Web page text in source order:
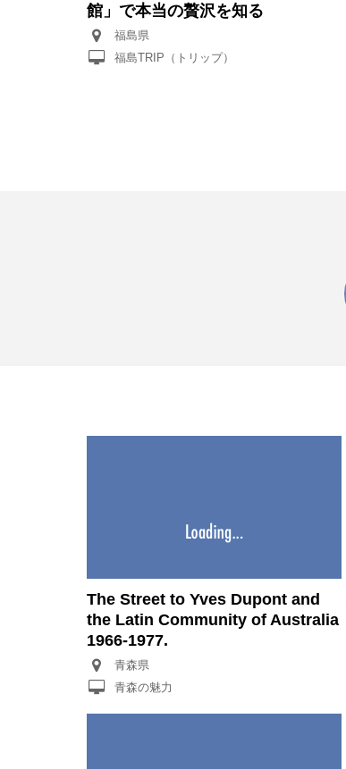
館」で本当の贅沢を知る
福島県
福島TRIP（トリップ）
The Street to Yves Dupont and
the Latin Community of Australia
1966-1977.
青森県
青森の魅力